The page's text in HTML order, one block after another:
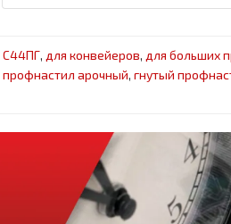
С44ПГ, для конвейеров, для больших
профнастил арочный, гнутый